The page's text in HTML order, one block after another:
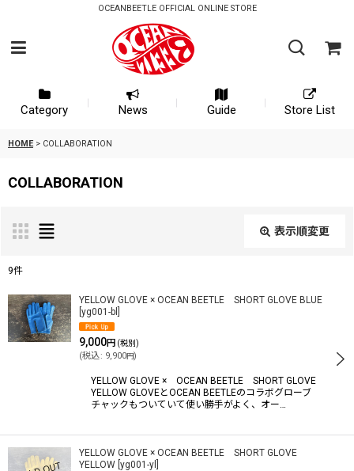
OCEANBEETLE OFFICIAL ONLINE STORE
Category News Guide Store List
HOME > COLLABORATION
COLLABORATION
表示順変更
表示数:
絞り込む
9件
YELLOW GLOVE × OCEAN BEETLE SHORT GLOVE BLUE
yg001-bl
9,000円 (税別)
(税込: 9,900円)
YELLOW GLOVE × OCEAN BEETLE SHORT GLOVE
YELLOW GLOVEとOCEAN BEETLEのコラボグローブ
チャックもついていて使い勝手がよく、オー…
YELLOW GLOVE × OCEAN BEETLE SHORT GLOVE
YELLOW yg001-yl